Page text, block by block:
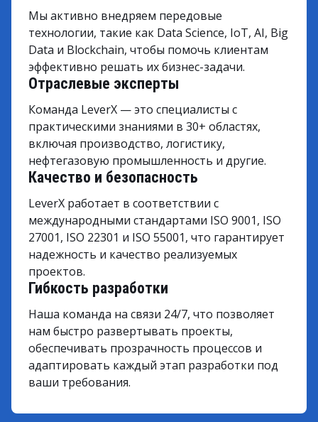
Отраслевые эксперты
Команда LeverX — это специалисты с
практическими знаниями в 30+ областях,
включая производство, логистику,
нефтегазовую промышленность и другие.
Качество и безопасность
LeverX работает в соответствии с
международными стандартами ISO 9001, ISO
27001, ISO 22301 и ISO 55001, что гарантирует
надежность и качество реализуемых
проектов.
Мы активно внедряем передовые
технологии, такие как Data Science, IoT, AI, Big
Data и Blockchain, чтобы помочь клиентам
эффективно решать их бизнес-задачи.
Гибкость разработки
Наша команда на связи 24/7, что позволяет
нам быстро развертывать проекты,
обеспечивать прозрачность процессов и
адаптировать каждый этап разработки под
ваши требования.